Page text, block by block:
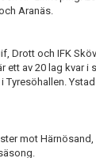
Aranäs.
Drott och IFK
av 20 lag kvar i
mot